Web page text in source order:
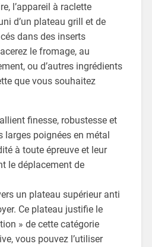
l’appareil à raclette
d’un plateau grill et de
dans des inserts
le fromage, au
ou d’autres ingrédients
que vous souhaitez
finesse, robustesse et
larges poignées en métal
à toute épreuve et leur
le déplacement de
un plateau supérieur anti
Ce plateau justifie le
» de cette catégorie
vous pouvez l’utiliser